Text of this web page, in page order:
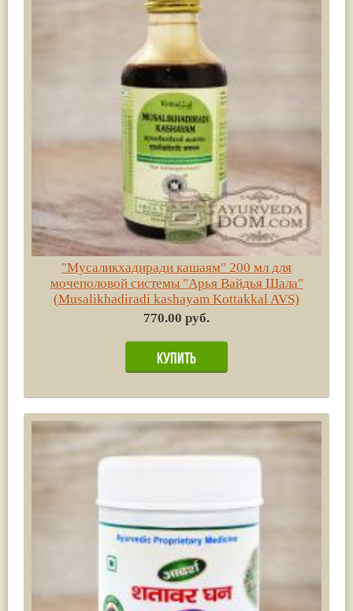
"Мусаликхадиради кашаям" 200 мл для
мочеполовой системы "Арья Вайдья Шала"
(Musalikhadiradi kashayam Kottakkal AVS)
770.00 руб.